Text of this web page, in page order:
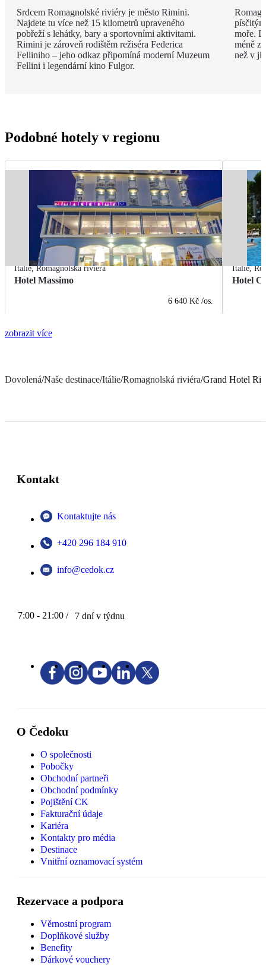
Srdcem Romagnolské riviéry je město Rimini.
Najdete tu více než 15 kilometrů upraveného
pobřeží s lehátky, bary a sportovními aktivitami.
Rimini je zároveň rodištěm režiséra Federica
Felliniho – jeho odkaz připomíná moderní Muzeum
Fellini i legendární kino Fulgor.
moře.
méně
než v
Podobné hotely v regionu
Itálie,Romagnolská riviéra
Hotel Massimo
6 640 Kč /os.
Itálie,
Hotel
zobrazit více
Dovolená/Naše destinace/Itálie/Romagnolská riviéra/Grand Hotel
Kontakt
Kontaktujte nás
+420 296 184 910
info@cedok.cz
7:00 - 21:00 / 7 dní v týdnu
O Čedoku
O společnosti
Pobočky
Obchodní partneři
Obchodní podmínky
Pojištění CK
Fakturační údaje
Kariéra
Kontakty pro média
Destinace
Vnitřní oznamovací systém
Rezervace a podpora
Věrnostní program
Doplňkové služby
Benefity
Dárkové vouchery